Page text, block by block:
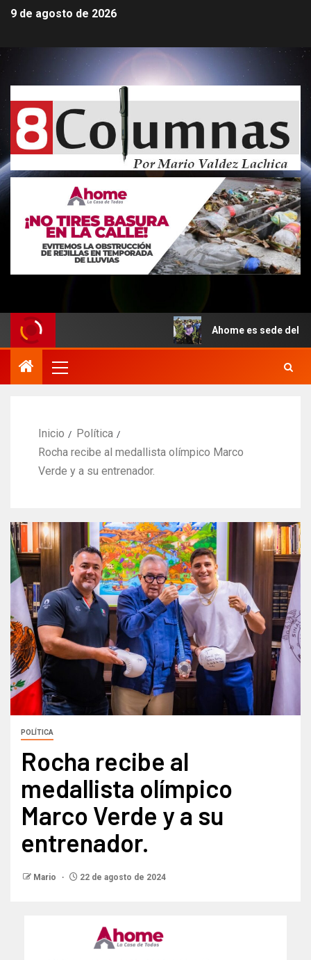
9 de agosto de 2026
Ahome es sede del inicio
Inicio
Política
Rocha recibe al medallista olímpico Marco
Verde y a su entrenador.
POLÍTICA
Rocha recibe al
medallista olímpico
Marco Verde y a su
entrenador.
Mario 22 de agosto de 2024